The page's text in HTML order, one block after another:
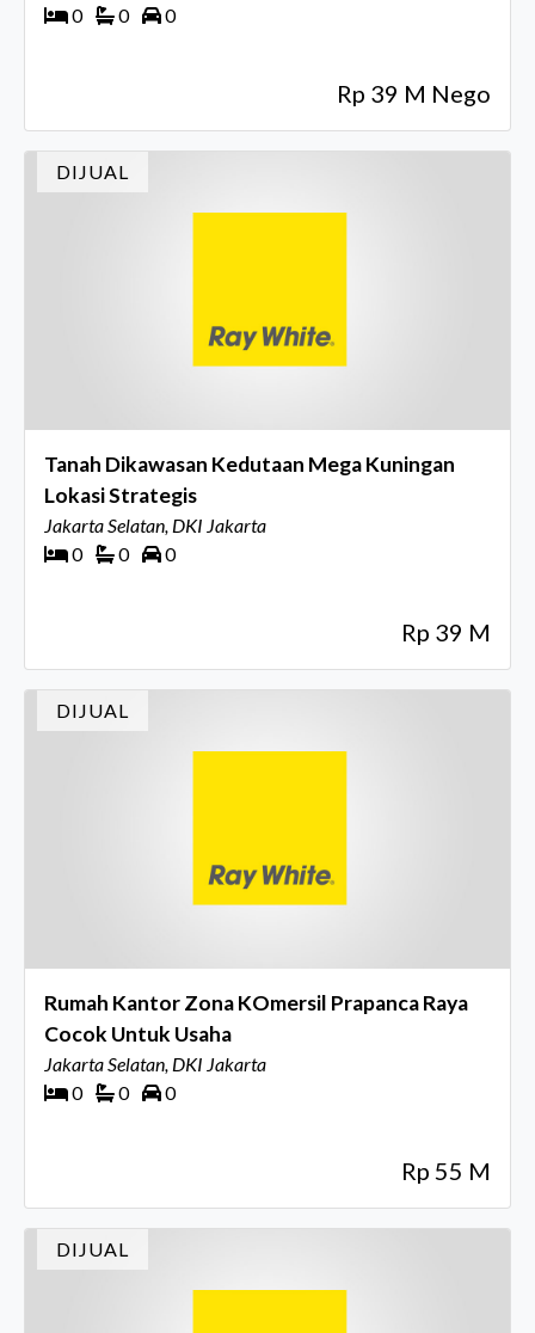
0 0 0
Rp 39 M Nego
DIJUAL
Tanah Dikawasan Kedutaan Mega Kuningan
Lokasi Strategis
Jakarta Selatan, DKI Jakarta
0
0 0
Rp 39 M
DIJUAL
Rumah Kantor Zona KOmersil Prapanca Raya
Cocok Untuk Usaha
Jakarta Selatan, DKI Jakarta
0
0 0
Rp 55 M
DIJUAL